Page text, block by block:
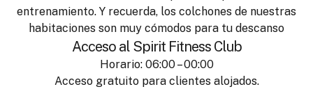
entrenamiento. Y recuerda, los colchones de nuestras
habitaciones son muy cómodos para tu descanso
Acceso al Spirit Fitness Club
Horario: 06:00 – 00:00
Acceso gratuito para clientes alojados.